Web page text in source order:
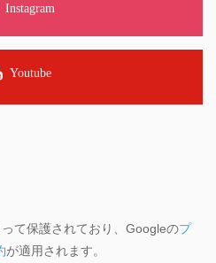
Instagram
Youtube
て保護されており、Googleのプ
が適用されます。